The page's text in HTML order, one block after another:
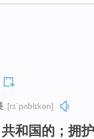
[rɪˈpʌblɪkən]
和国的；拥